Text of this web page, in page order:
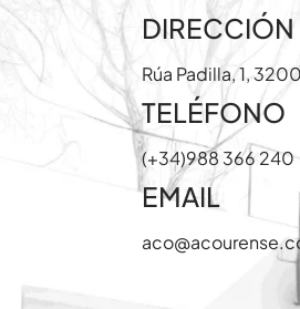
DIRECCIÓN
Rúa Padilla, 1,
TELÉFONO
(+34)988 366 240
EMAIL